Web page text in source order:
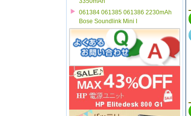
061384 061385 061386 2230mAh
Bose Soundlink Mini I